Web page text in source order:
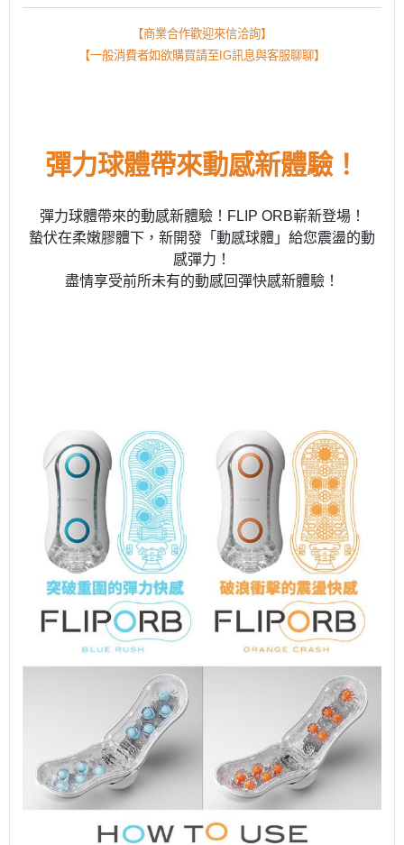
【商業合作歡迎來信洽詢】
【一般消費者如欲購買請至IG訊息與客服聊聊】
彈力球體帶來動感新體驗！
彈力球體帶來的動感新體驗！FLIP ORB嶄新登場！
蟄伏在柔嫩膠體下，新開發「動感球體」給您震盪的動
感彈力！
盡情享受前所未有的動感回彈快感新體驗！